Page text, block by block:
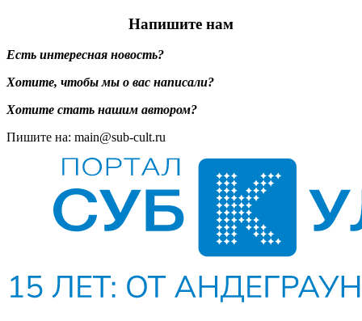
Напишите нам
Есть интересная новость?
Хотите, чтобы мы о вас написали?
Хотите стать нашим автором?
Пишите на: main@sub-cult.ru